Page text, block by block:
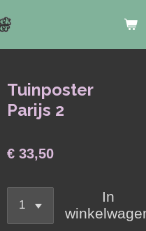
Tuinposter
Parijs 2
€ 33,50
In